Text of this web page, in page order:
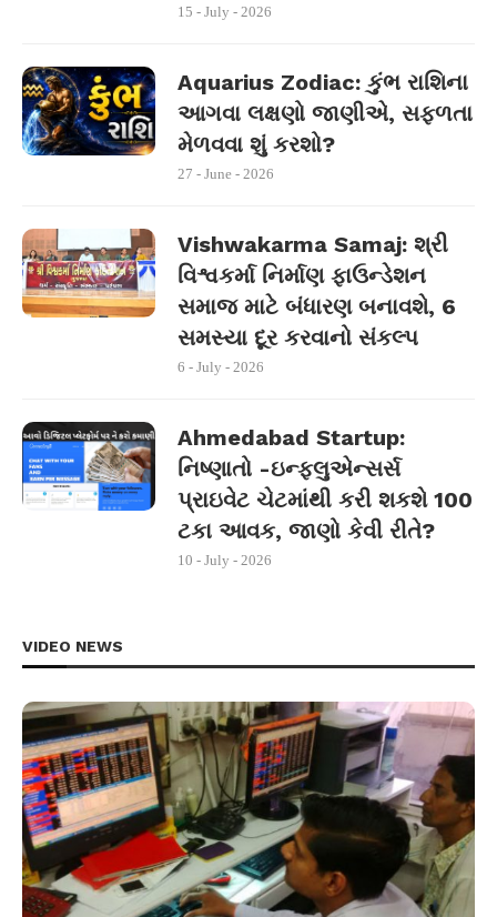
15 - July - 2026
Aquarius Zodiac: કુંભ રાશિના
આગવા લક્ષણો જાણીએ, સફળતા
મેળવવા શું કરશો?
27 - June - 2026
Vishwakarma Samaj: શ્રી
વિશ્વકર્મા નિર્માણ ફાઉન્ડેશન
સમાજ માટે બંધારણ બનાવશે, 6
સમસ્યા દૂર કરવાનો સંકલ્પ
6 - July - 2026
Ahmedabad Startup:
નિષ્ણાતો -ઇન્ફ્લુએન્સર્સ
પ્રાઇવેટ ચેટમાંથી કરી શકશે 100
ટકા આવક, જાણો કેવી રીતે?
10 - July - 2026
VIDEO NEWS